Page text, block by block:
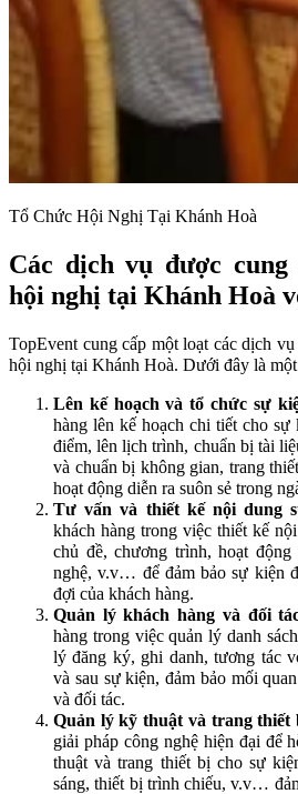
Tổ Chức Hội Nghị Tại Khánh Hoà
Các dịch vụ được
hội nghị tại Khánh Hoà
TopEvent cung cấp một loạt các dịch
hội nghị tại Khánh Hoà. Dưới đây là
Lên kế hoạch và tổ chức sự
hàng lên kế hoạch chi tiết cho
điểm, lên lịch trình, chuẩn bị tài
và chuẩn bị không gian, trang
hoạt động diễn ra suôn sẻ trong
Tư vấn và thiết kế nội dung
khách hàng trong việc thiết kế
chủ đề, chương trình, hoạt
nghệ, v.v… để đảm bảo sự kiện
đợi của khách hàng.
Quản lý khách hàng và đối
hàng trong việc quản lý danh
lý đăng ký, ghi danh, tương tác
và sau sự kiện, đảm bảo mối
và đối tác.
Quản lý kỹ thuật và trang thiết
giải pháp công nghệ hiện đại để
thuật và trang thiết bị cho sự
sáng, thiết bị trình chiếu, v.v…